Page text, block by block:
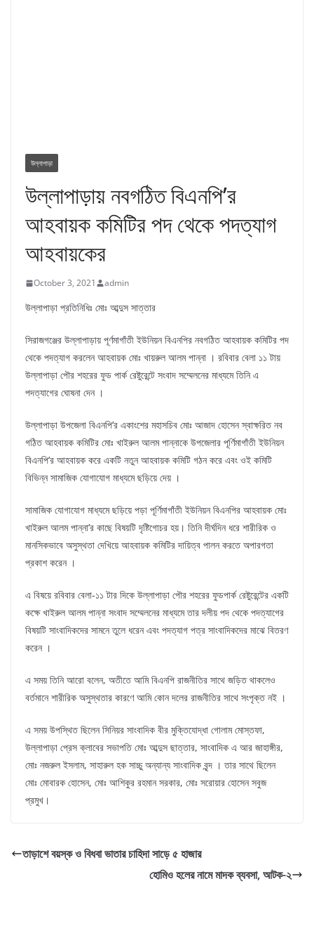
উল্লাপাড়া
উল্লাপাড়ায় নবগঠিত বিএনপি’র
আহবায়ক কমিটির পদ থেকে পদত্যাগ
আহবায়কের
October 3, 2021 admin
উল্লাপাড়া প্রতিনিধিঃ মোঃ আব্দুস সাত্তার
সিরাজগঞ্জের উল্লাপাড়ায় পূর্ণমাগাঁতী ইউনিয়ন বিএনপির নবগঠিত আহবায়ক কমিটির পদ
থেকে পদত্যাগ করলেন আহবায়ক মোঃ খায়রুল আলম পান্না । রবিবার বেলা ১১ টায়
উল্লাপাড়া পৌর শহরের ফুড পার্ক রেষ্টুরেন্টে সংবাদ সম্মেলনের মাধ্যমে তিনি এ
পদত্যাগের ঘোষনা দেন ।
উল্লাপাড়া উপজেলা বিএনপি’র একাংশের মহাসচিব মোঃ আজাদ হোসেন স্বাক্ষরিত নব
গঠিত আহবায়ক কমিটির মোঃ খাইরুল আলম পান্নাকে উপজেলার পূর্ণিমাগাঁতী ইউনিয়ন
বিএনপি’র আহবায়ক করে একটি নতুন আহবায়ক কমিটি গঠন করে এবং ওই কমিটি
বিভিন্ন সামাজিক যোগাযোগ মাধ্যমে ছড়িয়ে দেয় ।
সামাজিক যোগাযোগ মাধ্যমে ছড়িয়ে পড়া পূর্ণিমাগাঁতী ইউনিয়ন বিএনপির আহবায়ক মোঃ
খাইরুল আলম পান্না’র কাছে বিষয়টি দৃষ্টিগোচর হয়। তিনি দীর্ঘদিন ধরে শারীরিক ও
মানসিকভাবে অসুস্থতা দেখিয়ে আহবায়ক কমিটির দায়িত্ব পালন করতে অপারগতা
প্রকাশ করেন ।
এ বিষয়ে রবিবার বেলা-১১ টার দিকে উল্লাপাড়া পৌর শহরের ফুডপার্ক রেষ্টুরেন্টের একটি
কক্ষে খাইরুল আলম পান্না সংবাদ সম্মেলনের মাধ্যমে তার দলীয় পদ থেকে পদত্যাগের
বিষয়টি সাংবাদিকদের সামনে তুলে ধরেন এবং পদত্যাগ পত্র সাংবাদিকদের মাঝে বিতরণ
করেন ।
এ সময় তিনি আরো বলেন, অতীতে আমি বিএনপি রাজনীতির সাথে জড়িত থাকলেও
বর্তমানে শারীরিক অসুস্থতার কারণে আমি কোন দলের রাজনীতির সাথে সংপৃক্ত নই ।
এ সময় উপস্থিত ছিলেন সিনিয়র সাংবাদিক বীর মুক্তিযোদ্ধা গোলাম মোস্তফা,
উল্লাপাড়া প্রেস ক্লাবের সভাপতি মোঃ আব্দুস ছাত্তার, সাংবাদিক এ আর জাহাঙ্গীর,
মোঃ নজরুল ইসলাম, সাহারুল হক সাচ্চু অন্যান্য সাংবাদিক বৃন্দ । তার সাথে ছিলেন
মোঃ মোবারক হোসেন, মোঃ আশিকুর রহমান সরকার, মোঃ সরোয়ার হোসেন সবুজ
প্রমুখ।
তাড়াশে বয়স্ক ও বিধবা ভাতার চাহিদা সাড়ে ৫ হাজার
হোমিও হলের নামে মাদক ব্যবসা, আটক-২